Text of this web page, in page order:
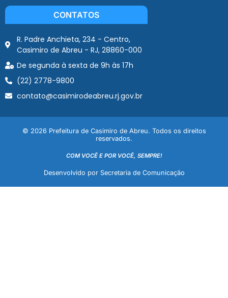
CONTATOS
R. Padre Anchieta, 234 - Centro,
Casimiro de Abreu - RJ, 28860-000
De segunda à sexta de 9h às 17h
(22) 2778-9800
contato@casimirodeabreu.rj.gov.br
© 2026 Prefeitura de Casimiro de Abreu. Todos os direitos
reservados.
COM VOCÊ E POR VOCÊ, SEMPRE!
Desenvolvido por Secretaria de Comunicação